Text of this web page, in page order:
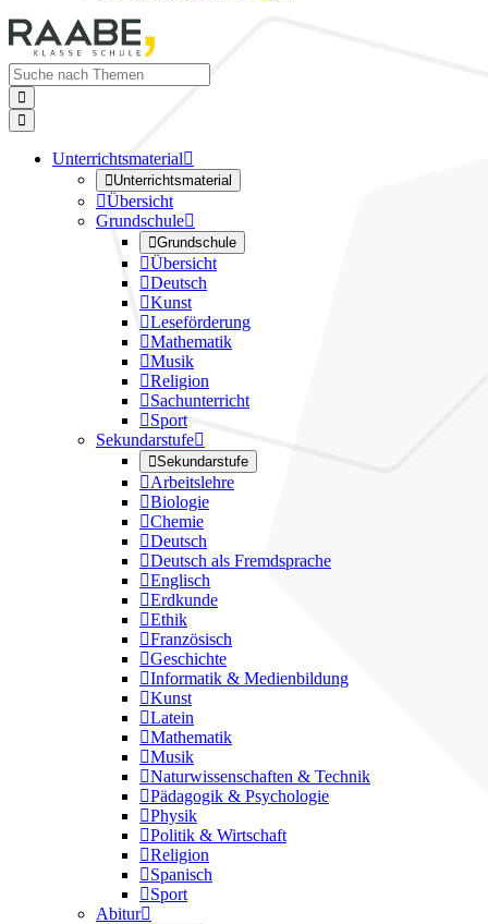


Unterrichtsmaterial
Unterrichtsmaterial
Übersicht
Grundschule
Grundschule
Übersicht
Deutsch
Kunst
Leseförderung
Mathematik
Musik
Religion
Sachunterricht
Sport
Sekundarstufe
Sekundarstufe
Arbeitslehre
Biologie
Chemie
Deutsch
Deutsch als Fremdsprache
Englisch
Erdkunde
Ethik
Französisch
Geschichte
Informatik & Medienbildung
Kunst
Latein
Mathematik
Musik
Naturwissenschaften & Technik
Pädagogik & Psychologie
Physik
Politik & Wirtschaft
Religion
Spanisch
Sport
Abitur